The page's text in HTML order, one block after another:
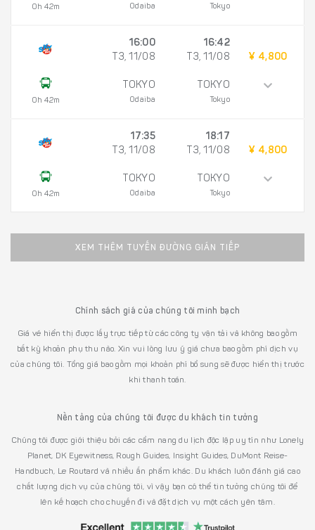
0h 42m Odaiba Tokyo
0h 42m
16:00
T3, 11/08
TOKYO
Odaiba
16:42
T3, 11/08
TOKYO
Tokyo
¥ 4,800
0h 42m
17:35
T3, 11/08
TOKYO
Odaiba
18:17
T3, 11/08
TOKYO
Tokyo
¥ 4,800
XEM THÊM TUYẾN ĐƯỜNG GIÁN TIẾP
Chính sách giá của chúng tôi minh bạch
Giá vé hiển thị được lấy trực tiếp từ các công ty vận tải và không bao gồm
bất kỳ khoản phụ thu nào. Xin vui lòng lưu ý giá chưa bao gồm phí dịch vụ
của chúng tôi. Tổng giá bao gồm mọi khoản phí bổ sung sẽ được hiển thị trước
khi thanh toán.
Nền tảng của chúng tôi được du khách tin tưởng
Chúng tôi được giới thiệu bởi các cẩm nang du lịch độc lập uy tín như Lonely
Planet, DK Eyewitness, Rough Guides, Insight Guides, DuMont Reise-
Handbuch, Le Routard và nhiều ấn phẩm khác. Du khách luôn đánh giá cao
chất lượng dịch vụ của chúng tôi, vì vậy bạn có thể tin tưởng chúng tôi để
lên kế hoạch cho chuyến đi và đặt dịch vụ một cách yên tâm.